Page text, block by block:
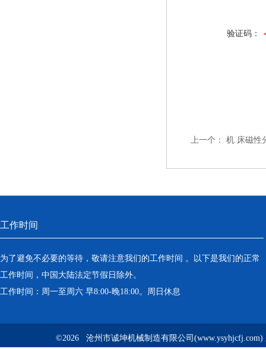
验证码：
上一个： 机 床磁性
工作时间
为了避免不必要的等待，敬请注意我们的工作时间 。以下是我们的正常
工作时间，中国大陆法定节假日除外。
工作时间：周一至周六 早8:00-晚18:00。周日休息
©2026 沧州市诚坤机械制造有限公司